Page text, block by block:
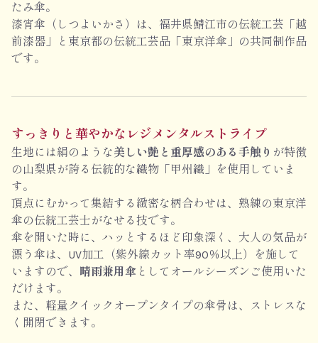
たみ傘。
漆宵傘（しつよいかさ）は、福井県鯖江市の伝統工芸「越
前漆器」と東京都の伝統工芸品「東京洋傘」の共同制作品
です。
すっきりと華やかなレジメンタルストライプ
生地には絹のような美しい艶と重厚感のある手触り が特徴
の山梨県が誇る伝統的な織物「甲州織」を使用していま
す。
頂点にむかって集結する緻密な柄合わせは、熟練の東京洋
傘の伝統工芸士がなせる技です。
傘を開いた時に、ハッとするほど印象深く、大人の気品が
漂う傘は、UV加工（紫外線カット率90％以上）を施して
いますので、 晴雨兼用傘 としてオールシーズンご使用いた
だけます。
また、軽量クイックオープンタイプの傘骨は、ストレスな
く開閉できます。